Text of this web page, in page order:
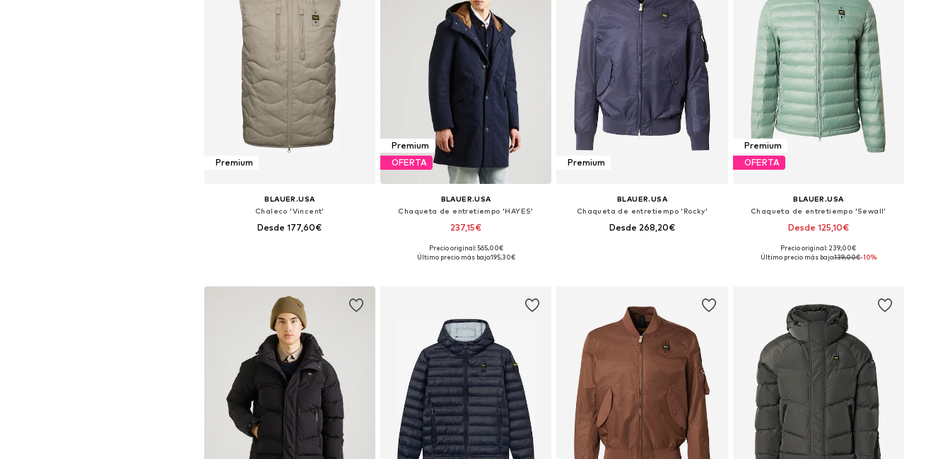
Premium
BLAUER.USA
Chaleco 'Vincent'
Desde 177,60€
Premium
OFERTA
BLAUER.USA
Chaqueta de entretiempo 'HAYES'
237,15€
Tallas disponibles: M, L, XL
Precio original: 565,00€
Último precio más bajo:195,30€
Premium
BLAUER.USA
Chaqueta de entretiempo 'Rocky'
Desde 268,20€
Premium
OFERTA
BLAUER.USA
Chaqueta de entretiempo 'Sewall'
Desde 125,10€
Tallas disponibles: S, M, L, XL, XXL, XXXL
Precio original: 239,00€
Último precio más bajo:139,00€-10%